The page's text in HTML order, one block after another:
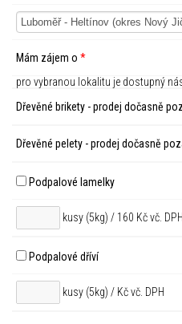
Mám zájem o *
pro vybranou lokalitu je dostupný
Dřevěné brikety - prodej dočasně
Dřevěné pelety - prodej dočasně
Podpalové lamelky
kusy (5kg) / 160 Kč vč. DPH
Podpalové dříví
kusy (5kg) / Kč vč. DPH